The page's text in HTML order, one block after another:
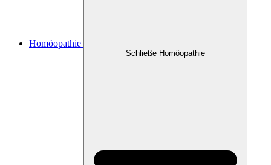
Homöopathie
Schließe Homöopathie